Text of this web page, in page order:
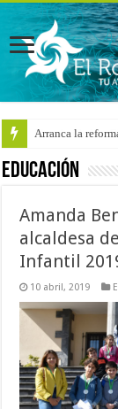
Arranca la
EDUCACIÓN
Amanda
alcaldesa
Infantil
10 abril, 2019